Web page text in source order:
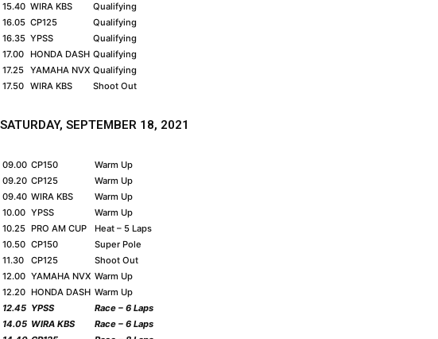
15.40 WIRA KBS
Qualifying
16.05 CP125
Qualifying
16.35 YPSS
Qualifying
17.00
HONDA DASH Qualifying
17.25 YAMAHA NVX Qualifying
17.50 WIRA KBS Shoot Out
SATURDAY, SEPTEMBER 18, 2021
09.00 CP150
Warm Up
09.20 CP125
Warm Up
09.40 WIRA KBS
Warm Up
10.00 YPSS
Warm Up
10.25 PRO AM CUP
Heat – 5 Laps
10.50 CP150
Super Pole
11.30
CP125
Shoot Out
12.00 YAMAHA NVX Warm Up
12.20 HONDA DASH Warm Up
12.45 YPSS
Race – 6 Laps
14.05 WIRA KBS
Race – 6 Laps